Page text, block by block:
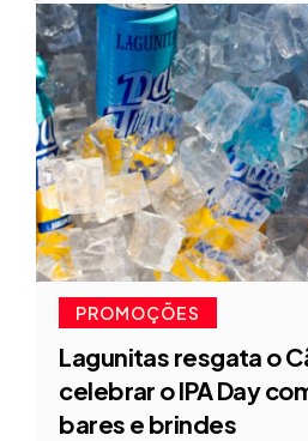
PROMOÇÕES
Lagunitas resgata o
celebrar o IPA Day
bares e brindes